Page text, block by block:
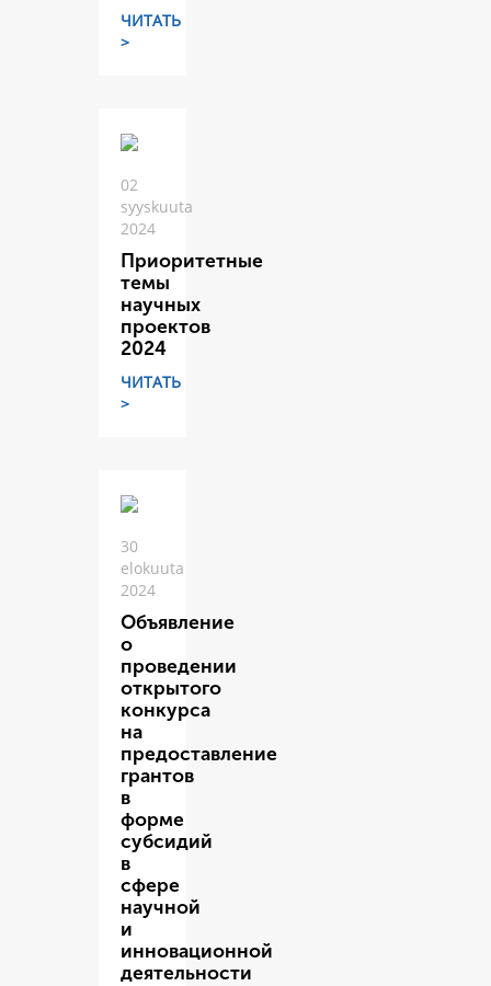
ЧИТАТЬ
>
02
syyskuuta
2024
Приоритетные
темы
научных
проектов
2024
ЧИТАТЬ
>
30
elokuuta
2024
Объявление
о
проведении
открытого
конкурса
на
предоставление
грантов
в
форме
субсидий
в
сфере
научной
и
инновационной
деятельности